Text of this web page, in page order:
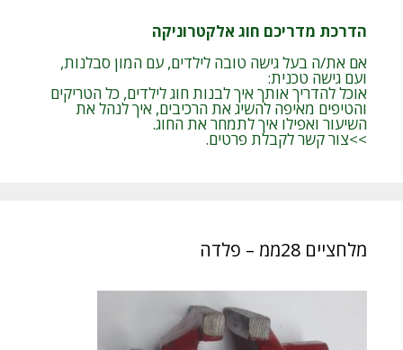
הדרכת מדריכם חוג אלקטרוניקה
אם את/ה בעל גישה טובה לילדים, עם המון סבלנות,
ועם גישה טכנית:
אוכל להדריך אותך איך לבנות חוג לילדים, כל הטריקים
והטיפים מאיפה להשיג את הרכיבים, איך לנהל את
השיעור ואפילו איך לתמחר את החוג.
>>צור קשר לקבלת פרטים.
מלחציים 28ממ – פלדה